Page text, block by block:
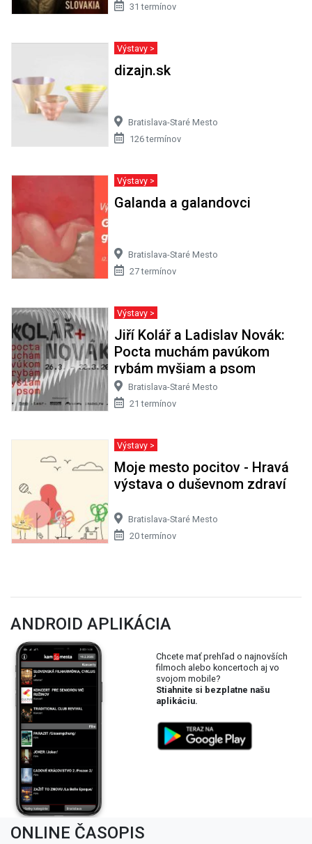
31 termínov
Výstavy >
dizajn.sk
Bratislava-Staré Mesto
126 termínov
Výstavy >
Galanda a galandovci
Bratislava-Staré Mesto
27 termínov
Výstavy >
Jiří Kolář a Ladislav Novák:
Pocta muchám pavúkom
rybám myšiam a psom
Bratislava-Staré Mesto
21 termínov
Výstavy >
Moje mesto pocitov - Hravá
výstava o duševnom zdraví
Bratislava-Staré Mesto
20 termínov
ANDROID APLIKÁCIA
Chcete mať prehľad o najnovších
filmoch alebo koncertoch aj vo
svojom mobile?
Stiahnite si bezplatne našu
aplikáciu.
ONLINE ČASOPIS